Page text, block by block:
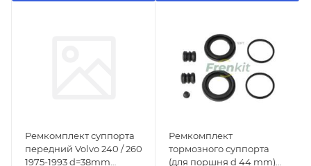
Ремкомплект суппорта
передний Volvo 240 / 260
1975-1993 d=38mm
Ремкомплект
тормозного суппорта
(для поршня d 44 mm)